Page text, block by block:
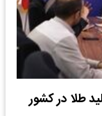
طلا در کشور